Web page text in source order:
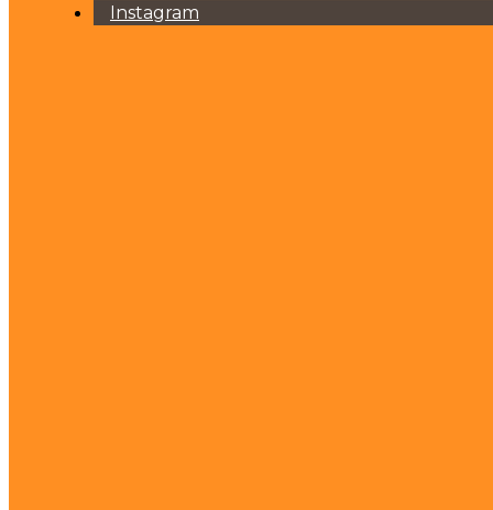
Instagram